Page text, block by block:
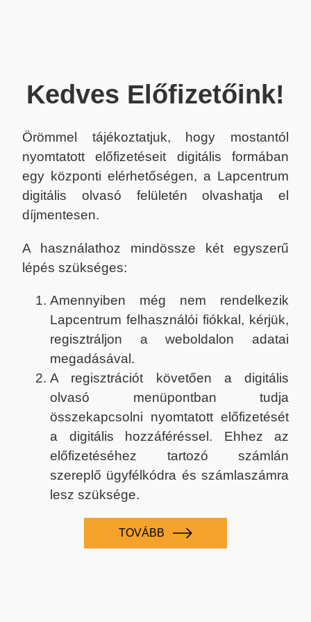
Kedves Előfizetőink!
Örömmel tájékoztatjuk, hogy mostantól
nyomtatott előfizetéseit digitális formában
egy központi elérhetőségen, a Lapcentrum
digitális olvasó felületén olvashatja el
díjmentesen.
A használathoz mindössze két egyszerű
lépés szükséges:
Amennyiben még nem rendelkezik
Lapcentrum felhasználói fiókkal, kérjük,
regisztráljon a weboldalon adatai
megadásával.
A regisztrációt követően a digitális
olvasó menüpontban tudja
összekapcsolni nyomtatott előfizetését
a digitális hozzáféréssel. Ehhez az
előfizetéséhez tartozó számlán
szereplő ügyfélkódra és számlaszámra
lesz szüksége.
TOVÁBB